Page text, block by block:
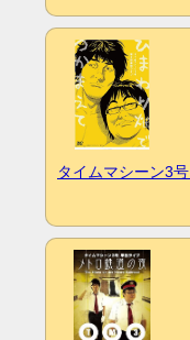
タイムマシーン3